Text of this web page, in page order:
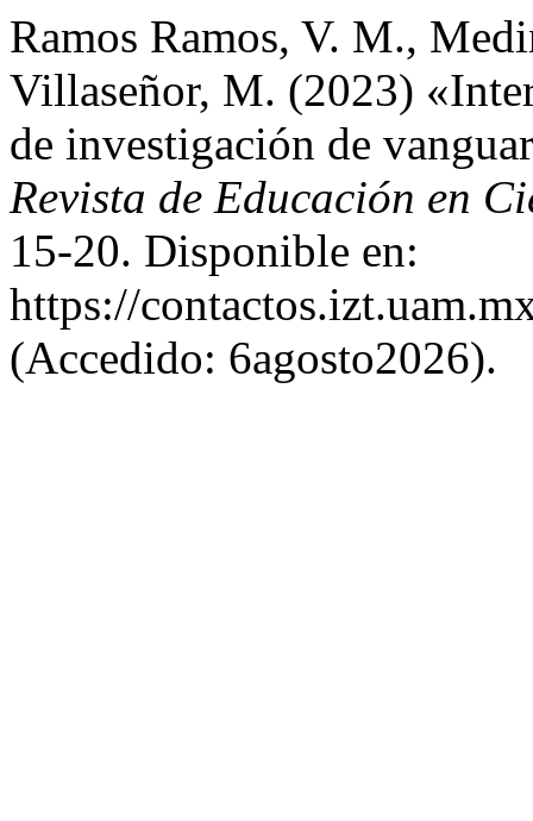
Ramos Ramos, V. M.,
Villaseñor, M. (2023)
de investigación de
Revista de Educación en
15-20. Disponible en:
https://
(Accedido: 6agosto2026).